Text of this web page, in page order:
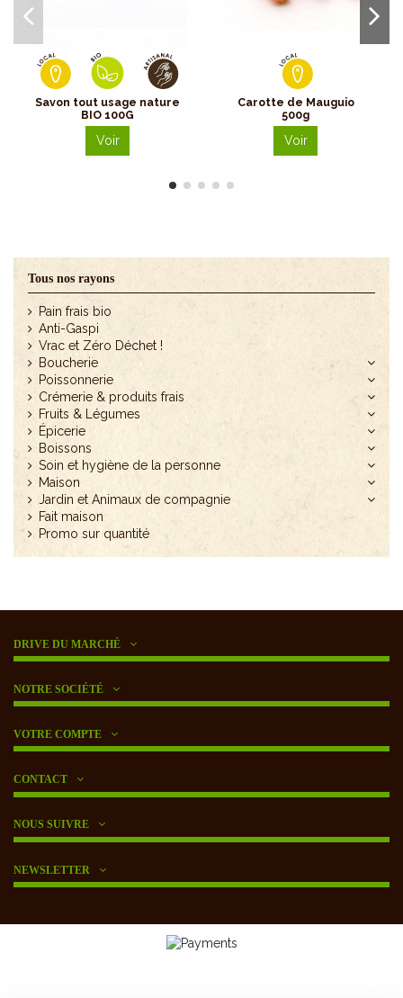
Savon tout usage nature
BIO 100G
Voir
Carotte de Mauguio
500g
Voir
Tous nos rayons
Pain frais bio
Anti-Gaspi
Vrac et Zéro Déchet !
Boucherie
Poissonnerie
Crémerie & produits frais
Fruits & Légumes
Épicerie
Boissons
Soin et hygiène de la personne
Maison
Jardin et Animaux de compagnie
Fait maison
Promo sur quantité
DRIVE DU MARCHÉ
NOTRE SOCIÉTÉ
VOTRE COMPTE
CONTACT
NOUS SUIVRE
NEWSLETTER